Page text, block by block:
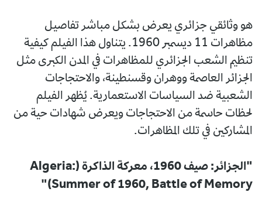
هو وثائقي جزائري يعرض بشكل مباشر تفاصيل
مظاهرات 11 ديسمبر 1960. يتناول هذا الفيلم كيفية
تنظيم الشعب الجزائري للمظاهرات في المدن الكبرى مثل
الجزائر العاصمة ووهران وقسنطينة، والاحتجاجات
الشعبية ضد السياسات الاستعمارية. يُظهر الفيلم
لحظات حاسمة من الاحتجاجات ويعرض شهادات حية من
المشاركين في تلك المظاهرات.
"الجزائر: صيف 1960، معركة الذاكرة (Algeria:
Summer of 1960, Battle of Memory)"